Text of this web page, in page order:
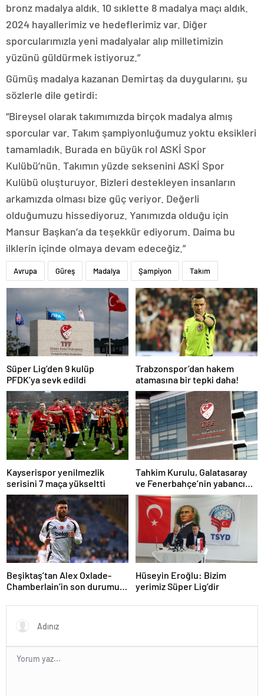
bronz madalya aldık. 10 sıklette 8 madalya maçı aldık.
2024 hayallerimiz ve hedeflerimiz var. Diğer
sporcularımızla yeni madalyalar alıp milletimizin
yüzünü güldürmek istiyoruz.”
Gümüş madalya kazanan Demirtaş da duygularını, şu
sözlerle dile getirdi:
“Bireysel olarak takımımızda birçok madalya almış
sporcular var. Takım şampiyonluğumuz yoktu eksikleri
tamamladık. Burada en büyük rol ASKİ Spor
Kulübü’nün. Takımın yüzde seksenini ASKİ Spor
Kulübü oluşturuyor. Bizleri destekleyen insanların
arkamızda olması bize güç veriyor. Değerli
olduğumuzu hissediyoruz. Yanımızda olduğu için
Mansur Başkan’a da teşekkür ediyorum. Daima bu
ilklerin içinde olmaya devam edeceğiz.”
Avrupa Güreş Madalya Şampiyon Takım
Süper Lig’den 9 kulüp
PFDK’ya sevk edildi
Trabzonspor’dan hakem
atamasına bir tepki daha!
Kayserispor yenilmezlik
serisini 7 maça yükseltti
Tahkim Kurulu, Galatasaray
ve Fenerbahçe’nin yabancı
kuralı itirazını reddetti!
Beşiktaş’tan Alex Oxlade-
Chamberlain’in son durumu
Hüseyin Eroğlu: Bizim
yerimiz Süper Lig’dir